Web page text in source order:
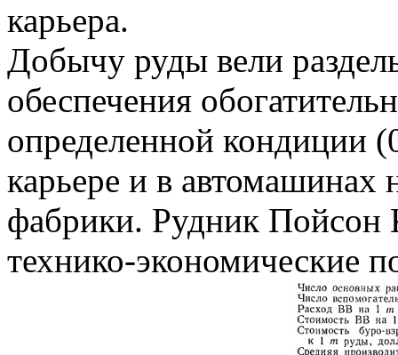
карьера.
Добычу руды вели
обеспечения
определенной кондиции
карьере и в автомашинах
фабрики. Рудник
технико-экономические